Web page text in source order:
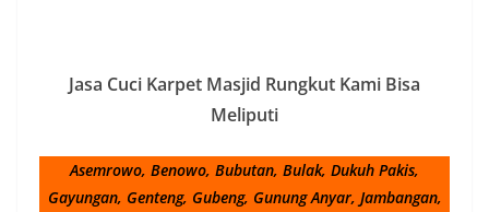
Jasa Cuci Karpet Masjid Rungkut Kami Bisa
Meliputi
Asemrowo, Benowo, Bubutan, Bulak, Dukuh Pakis,
Gayungan, Genteng, Gubeng, Gunung Anyar, Jambangan,